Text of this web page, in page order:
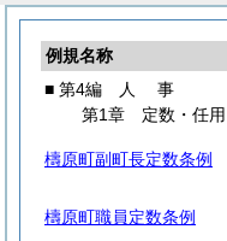
例規名称
■ 第4編
人 事
第1章 定数・任用
檮原町副町長定数条例
檮原町職員定数条例